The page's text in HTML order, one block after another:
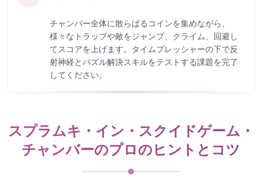
チャンバー全体に散らばるコインを集めながら、
様々なトラップや敵をジャンプ、クライム、回避し
てスコアを上げます。タイムプレッシャーの下で反
射神経とパズル解決スキルをテストする課題を完了
してください。
スプラムキ・イン・スクイドゲーム・
チャンバーのプロのヒントとコツ